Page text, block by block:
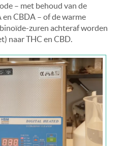
– met behoud van de
CBDA – of de warme
zuren achteraf worden
naar THC en CBD.